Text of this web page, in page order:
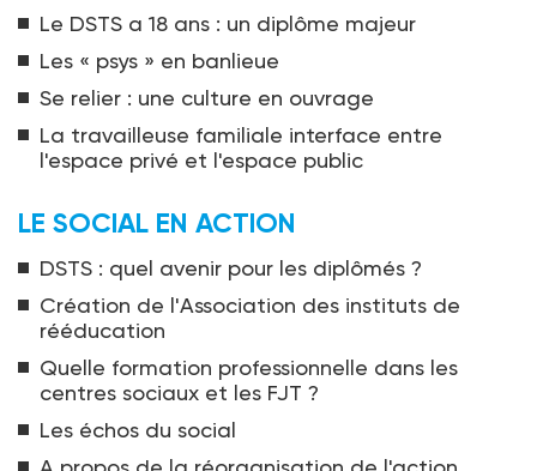
Le DSTS a 18 ans : un diplôme majeur
Les « psys » en banlieue
Se relier : une culture en ouvrage
La travailleuse familiale interface entre
l'espace privé et l'espace public
LE SOCIAL EN ACTION
DSTS : quel avenir pour les diplômés ?
Création de l'Association des instituts de
rééducation
Quelle formation professionnelle dans les
centres sociaux et les FJT ?
Les échos du social